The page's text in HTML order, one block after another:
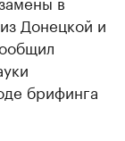
Донецкой и
брифинга